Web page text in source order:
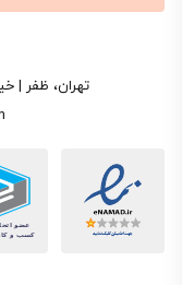
تهران، ظفر |